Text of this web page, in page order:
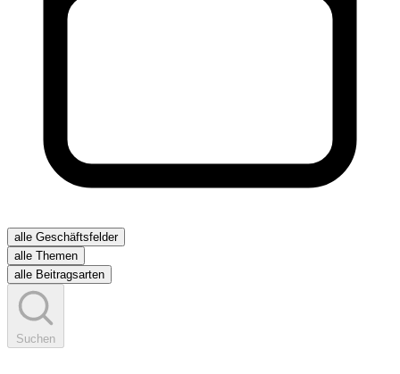
alle Geschäftsfelder
alle Themen
alle Beitragsarten
Suchen